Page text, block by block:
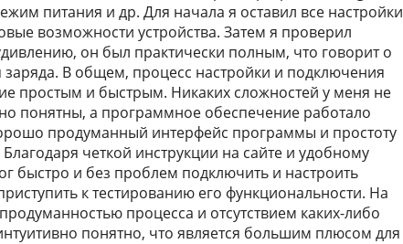
питания и др. Для начала я оставил все настройки
возможности устройства. Затем я проверил
он был практически полным, что говорит о
В общем, процесс настройки и подключения
простым и быстрым. Никаких сложностей у меня не
понятны, а программное обеспечение работало
продуманный интерфейс программы и простоту
четкой инструкции на сайте и удобному
быстро и без проблем подключить и настроить
к тестированию его функциональности. На
процесса и отсутствием каких-либо
понятно, что является большим плюсом для